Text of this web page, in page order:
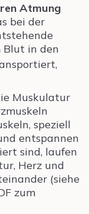
Atmung
bei der
Blut in den
Muskulatur
speziell
entspannen
sind, laufen
Herz und
(siehe
zum